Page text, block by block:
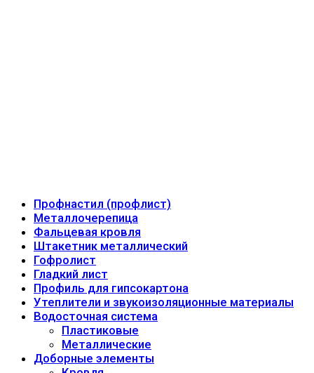
Профнастил (профлист)
Металлочерепица
Фальцевая кровля
Штакетник металлический
Гофролист
Гладкий лист
Профиль для гипсокартона
Утеплители и звукоизоляционные материалы
Водосточная система
Пластиковые
Металлические
Доборные элементы